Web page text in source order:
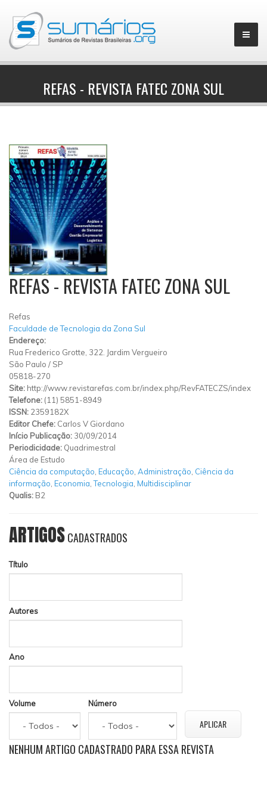
▼
REFAS - REVISTA FATEC ZONA SUL
REFAS - REVISTA FATEC ZONA SUL
Refas
Faculdade de Tecnologia da Zona Sul
Endereço:
Rua Frederico Grotte, 322. Jardim Vergueiro
São Paulo / SP
05818-270
Site: http://www.revistarefas.com.br/index.php/RevFATECZS/index
Telefone: (11) 5851-8949
ISSN: 2359182X
Editor Chefe: Carlos V Giordano
Início Publicação: 30/09/2014
Periodicidade: Quadrimestral
Área de Estudo
Ciência da computação Educação Administração Ciência da
informação Economia ,Tecnologia Multidisciplinar
Qualis: B2
ARTIGOSCADASTRADOS
Título
Autores
Ano
Volume Número
NENHUM ARTIGO CADASTRADO PARA ESSA REVISTA